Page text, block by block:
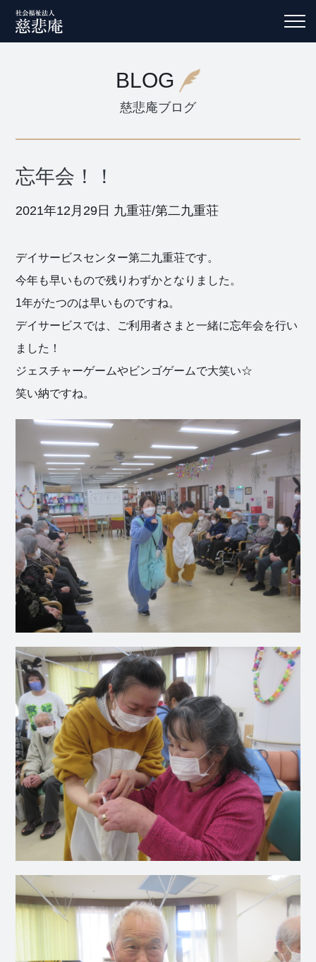
社会福祉
法人 慈悲
庵
BLOG
慈悲庵ブログ
忘年会！！
2021年12月29日 九重荘/第二九重荘
デイサービスセンター第二九重荘です。
今年も早いもので残りわずかとなりました。
1年がたつのは早いものですね。
デイサービスでは、ご利用者さまと一緒に忘年会を行い
ました！
ジェスチャーゲームやビンゴゲームで大笑い☆
笑い納ですね。